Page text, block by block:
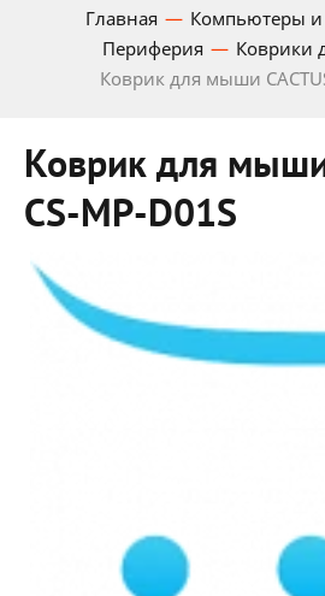
Главная
Компьютеры
Периферия
Коврики
Коврик для мыши
Коврик для мыши
CS-MP-D01S